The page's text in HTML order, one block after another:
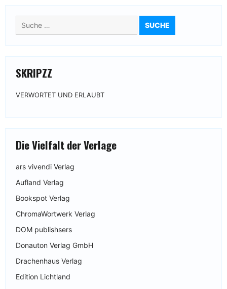
Suche
nach:
SKRIPZZ
VERWORTET UND ERLAUBT
Die Vielfalt der Verlage
ars vivendi Verlag
Aufland Verlag
Bookspot Verlag
ChromaWortwerk Verlag
DOM publishsers
Donauton Verlag GmbH
Drachenhaus Verlag
Edition Lichtland